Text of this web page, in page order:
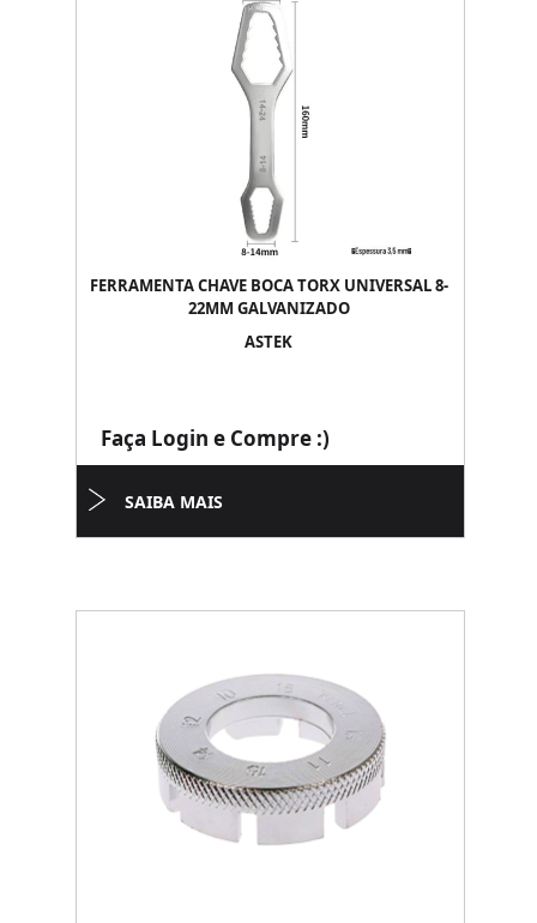
FERRAMENTA CHAVE BOCA TORX UNIVERSAL 8-
22MM GALVANIZADO
ASTEK
Faça Login e Compre :)
SAIBA MAIS